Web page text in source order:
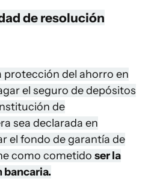
de resolución
protección del ahorro en
el seguro de depósitos
de
sea declarada en
el fondo de garantía de
como cometido ser la
bancaria.